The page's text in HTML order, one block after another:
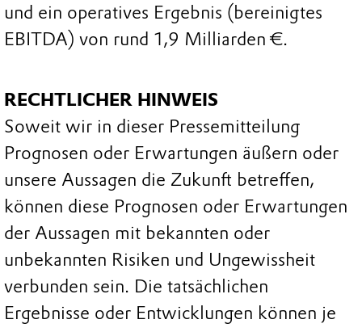
und ein operatives Ergebnis (bereinigtes
EBITDA) von rund 1,9 Milliarden €.
RECHTLICHER HINWEIS
Soweit wir in dieser Pressemitteilung
Prognosen oder Erwartungen äußern oder
unsere Aussagen die Zukunft betreffen,
können diese Prognosen oder Erwartungen
der Aussagen mit bekannten oder
unbekannten Risiken und Ungewissheit
verbunden sein. Die tatsächlichen
Ergebnisse oder Entwicklungen können je